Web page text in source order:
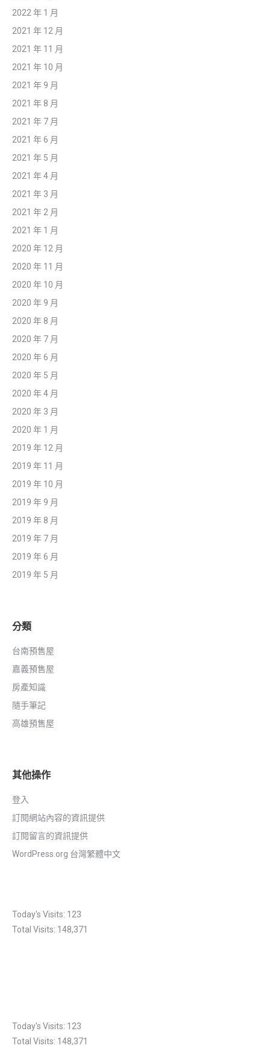
2022 年 1 月
2021 年 12 月
2021 年 11 月
2021 年 10 月
2021 年 9 月
2021 年 8 月
2021 年 7 月
2021 年 6 月
2021 年 5 月
2021 年 4 月
2021 年 3 月
2021 年 2 月
2021 年 1 月
2020 年 12 月
2020 年 11 月
2020 年 10 月
2020 年 9 月
2020 年 8 月
2020 年 7 月
2020 年 6 月
2020 年 5 月
2020 年 4 月
2020 年 3 月
2020 年 1 月
2019 年 12 月
2019 年 11 月
2019 年 10 月
2019 年 9 月
2019 年 8 月
2019 年 7 月
2019 年 6 月
2019 年 5 月
分類
台南預售屋
嘉義預售屋
房產知識
隨手筆記
高雄預售屋
其他操作
登入
訂閱網站內容的資訊提供
訂閱留言的資訊提供
WordPress.org 台灣繁體中文
Today's Visits: 123
Total Visits: 148,371
Today's Visits: 123
Total Visits: 148,371